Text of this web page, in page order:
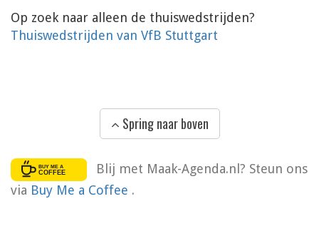
Op zoek naar alleen de thuiswedstrijden?
Thuiswedstrijden van VfB Stuttgart
Spring naar boven
Blij met Maak-Agenda.nl? Steun ons
via Buy Me a Coffee .